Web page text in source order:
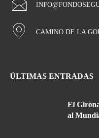
CAMINO DE LA
ÚLTIMAS ENTRADAS
El
al